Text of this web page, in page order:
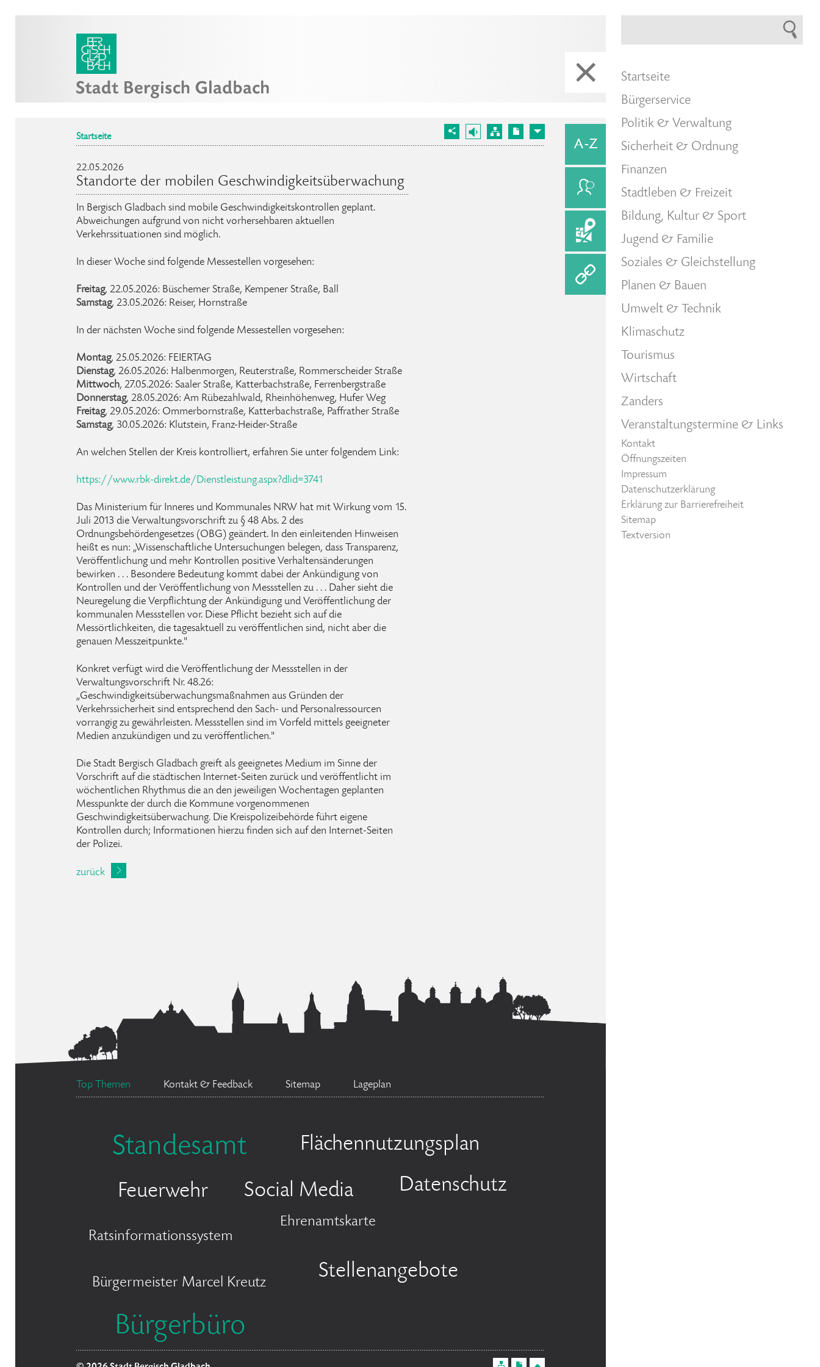
Startseite
22.05.2026
Standorte der mobilen Geschwindigkeitsüberwachung
In Bergisch Gladbach sind mobile Geschwindigkeitskontrollen geplant.
Abweichungen aufgrund von nicht vorhersehbaren aktuellen
Verkehrssituationen sind möglich.
In dieser Woche sind folgende Messestellen vorgesehen:
Freitag, 22.05.2026: Büschemer Straße, Kempener Straße, Ball
Samstag, 23.05.2026: Reiser, Hornstraße
In der nächsten Woche sind folgende Messestellen vorgesehen:
Montag, 25.05.2026: FEIERTAG
Dienstag, 26.05.2026: Halbenmorgen, Reuterstraße, Rommerscheider Straße
Mittwoch, 27.05.2026: Saaler Straße, Katterbachstraße, Ferrenbergstraße
Donnerstag, 28.05.2026: Am Rübezahlwald, Rheinhöhenweg, Hufer Weg
Freitag, 29.05.2026: Ommerbornstraße, Katterbachstraße, Paffrather Straße
Samstag, 30.05.2026: Klutstein, Franz-Heider-Straße
An welchen Stellen der Kreis kontrolliert, erfahren Sie unter folgendem Link:
https://www.rbk-direkt.de/Dienstleistung.aspx?dlid=3741
Das Ministerium für Inneres und Kommunales NRW hat mit Wirkung vom 15.
Juli 2013 die Verwaltungsvorschrift zu § 48 Abs. 2 des
Ordnungsbehördengesetzes (OBG) geändert. In den einleitenden Hinweisen
heißt es nun: „Wissenschaftliche Untersuchungen belegen, dass Transparenz,
Veröffentlichung und mehr Kontrollen positive Verhaltensänderungen
bewirken . . . Besondere Bedeutung kommt dabei der Ankündigung von
Kontrollen und der Veröffentlichung von Messstellen zu . . . Daher sieht die
Neuregelung die Verpflichtung der Ankündigung und Veröffentlichung der
kommunalen Messstellen vor. Diese Pflicht bezieht sich auf die
Messörtlichkeiten, die tagesaktuell zu veröffentlichen sind, nicht aber die
genauen Messzeitpunkte."
Konkret verfügt wird die Veröffentlichung der Messstellen in der
Verwaltungsvorschrift Nr. 48.26:
„Geschwindigkeitsüberwachungsmaßnahmen aus Gründen der
Verkehrssicherheit sind entsprechend den Sach- und Personalressourcen
vorrangig zu gewährleisten. Messstellen sind im Vorfeld mittels geeigneter
Medien anzukündigen und zu veröffentlichen."
Die Stadt Bergisch Gladbach greift als geeignetes Medium im Sinne der
Vorschrift auf die städtischen Internet-Seiten zurück und veröffentlicht im
wöchentlichen Rhythmus die an den jeweiligen Wochentagen geplanten
Messpunkte der durch die Kommune vorgenommenen
Geschwindigkeitsüberwachung. Die Kreispolizeibehörde führt eigene
Kontrollen durch; Informationen hierzu finden sich auf den Internet-Seiten
der Polizei.
zurück
Top Themen Kontakt & Feedback Sitemap Lageplan
Standesamt Flächennutzungsplan
Feuerwehr Social Media Datenschutz
Ratsinformationssystem
Ehrenamtskarte
Bürgermeister Marcel Kreutz
Stellenangebote
Bürgerbüro
Startseite
Bürgerservice
Politik & Verwaltung
Sicherheit & Ordnung
Finanzen
Stadtleben & Freizeit
Bildung, Kultur & Sport
Jugend & Familie
Soziales & Gleichstellung
Planen & Bauen
Umwelt & Technik
Klimaschutz
Tourismus
Wirtschaft
Zanders
Veranstaltungstermine & Links
Kontakt
Öffnungszeiten
Impressum
Datenschutzerklärung
Erklärung zur Barrierefreiheit
Sitemap
Textversion